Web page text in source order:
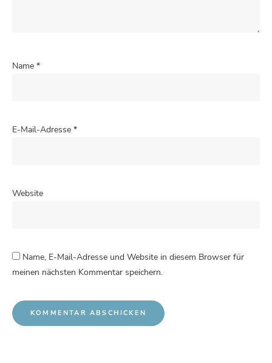
Name *
E-Mail-Adresse *
Website
Name, E-Mail-Adresse und Website in diesem Browser für
meinen nächsten Kommentar speichern.